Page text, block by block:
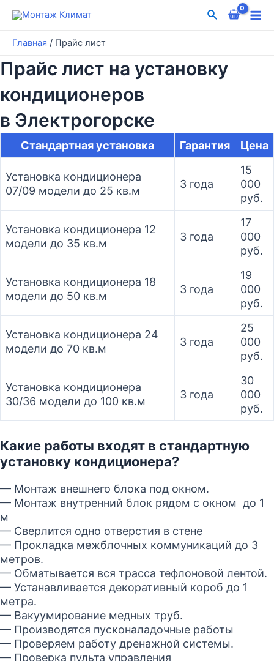
Поиск
Главная / Прайс лист
Прайс лист на установку
кондиционеров
в Электрогорске
Стандартная установка Гарантия Цена
Установка кондиционера
07/09 модели до 25 кв.м
3 года
15
000
руб.
Установка кондиционера 12
модели до 35 кв.м
3 года
17
000
руб.
Установка кондиционера 18
модели до 50 кв.м
3 года
19
000
руб.
Установка кондиционера 24
модели до 70 кв.м
3 года
25
000
руб.
Установка кондиционера
30/36 модели до 100 кв.м
3 года
30
000
руб.
Какие работы входят в стандартную
установку кондиционера?
— Монтаж внешнего блока под окном.
— Монтаж внутренний блок рядом с окном до 1
м
— Сверлится одно отверстия в стене
— Прокладка межблочных коммуникаций до 3
метров.
— Обматывается вся трасса тефлоновой лентой.
— Устанавливается декоративный короб до 1
метра.
— Вакуумирование медных труб.
— Производятся пусконаладочные работы
— Проверяем работу дренажной системы.
— Проверка пульта управления